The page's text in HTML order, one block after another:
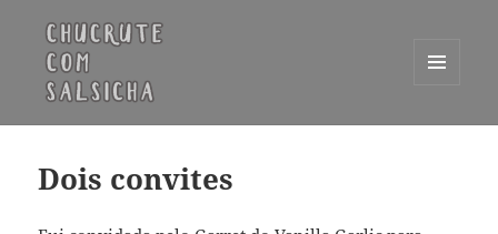
WIDGETS
Dois convites